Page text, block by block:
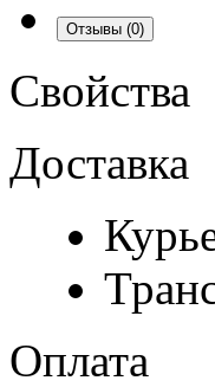
Отзывы (0)
Свойства
Доставка
Оплата